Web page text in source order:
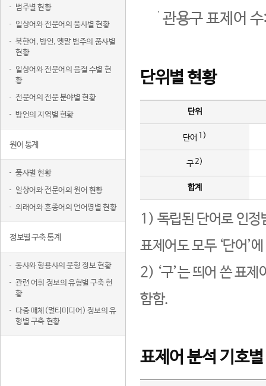
범주별 현황
일상어와 전문어의 품사별 현황
북한어, 방언, 옛말 범주의 품사별
현황
일상어와 전문어의 음절 수별 현
황
전문어의 전문 분야별 현황
방언의 지역별 현황
원어 통계
품사별 현황
일상어와 전문어의 원어 현황
외래어와 혼종어의 언어명별 현황
정보별 구축 통계
동사와 형용사의 문형 정보 현황
관련 어휘 정보의 유형별 구축 현
황
다중 매체(멀티미디어) 정보의 유
형별 구축 현황
관용구 표제어
단위별 현황
단위
단어 1)
구2)
합계
1) 독립된 단어로 인정
표제어도 모두 ‘단어’
2) ‘구’는 띄어 쓴 표
함함.
표제어 분석 기호